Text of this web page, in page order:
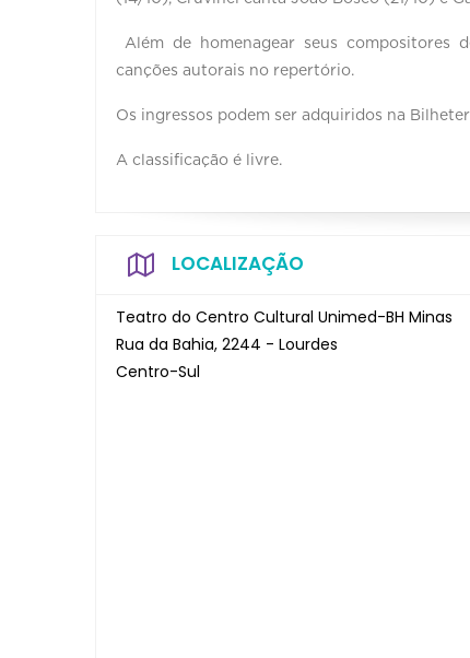
Além de homenagear seus compositores
canções autorais no repertório.
Os ingressos podem ser adquiridos na
A classificação é livre.
LOCALIZAÇÃO
Teatro do Centro Cultural Unimed-BH Minas
Rua da Bahia, 2244 - Lourdes
Centro-Sul